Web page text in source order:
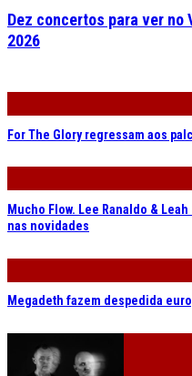
Dez concertos para ver no
2026
For The Glory regressam aos
Mucho Flow. Lee Ranaldo &
nas novidades
Megadeth fazem despedida